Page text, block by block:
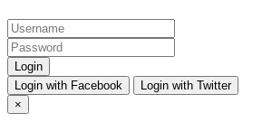
Login with Facebook
Login with Twitter
×